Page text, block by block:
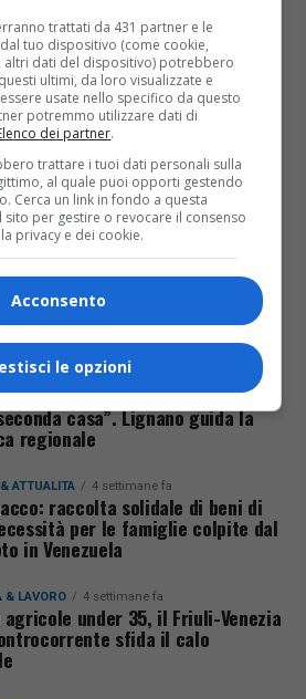
ATTUALITÀ 4 settimane fa
Fvg ai vertici nazionali
e gradimento
H4 slovena, accordo Regione-
stalli gratuiti per camion a
confermato lo sconto del 50%
per gli studenti del
Giulia
& LAVORO 4 settimane fa
oltre 105mila comunicazioni per la
casa”. Lignano guida la
regionale
ATTUALITÀ 4 settimane fa
raccolta solidale di beni di
per le famiglie colpite dal
in Venezuela
& LAVORO 4 settimane fa
agricole under 35, il Friuli-Venezia
sfida il calo
trattati da 431 partner e le
tuo dispositivo (come cookie,
altri dati del dispositivo) potrebbero
ultimi, da loro visualizzate e
usate nello specifico da questo
potremmo utilizzare dati di
dei partner.
trattare i tuoi dati personali sulla
al quale puoi opporti gestendo
Cerca un link in fondo a questa
sito per gestire o revocare il consenso
privacy e dei cookie.
Acconsento
le opzioni